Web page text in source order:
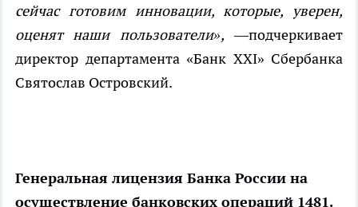
сейчас готовим инновации, которые, уверен,
оценят наши пользователи», —подчеркивает
директор департамента «Банк XXI» Сбербанка
Святослав Островский.
Генеральная лицензия Банка России на
осуществление банковских операций 1481.